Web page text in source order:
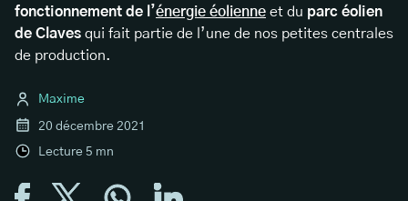
fonctionnement de l’énergie éolienne et du parc éolien
de Claves qui fait partie de l’une de nos petites centrales
de production.
Maxime
20 décembre 2021
Lecture 5 mn